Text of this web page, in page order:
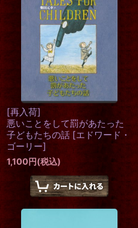
[再入荷]
悪いことをして罰があたった
子どもたちの話 [エドワード・
ゴーリー]
1,100円(税込)